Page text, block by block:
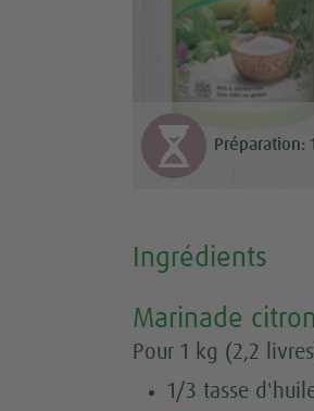
Préparation:
Ingrédients
Marinade
Pour 1 kg (2,2
1/3 tasse